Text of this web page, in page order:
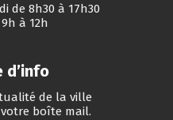
de 8h30 à 17h30
à 12h
d’info
de la ville
boîte mail.